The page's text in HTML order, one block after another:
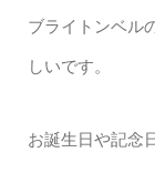
ブライトンベル
しいです。
お誕生日や記念